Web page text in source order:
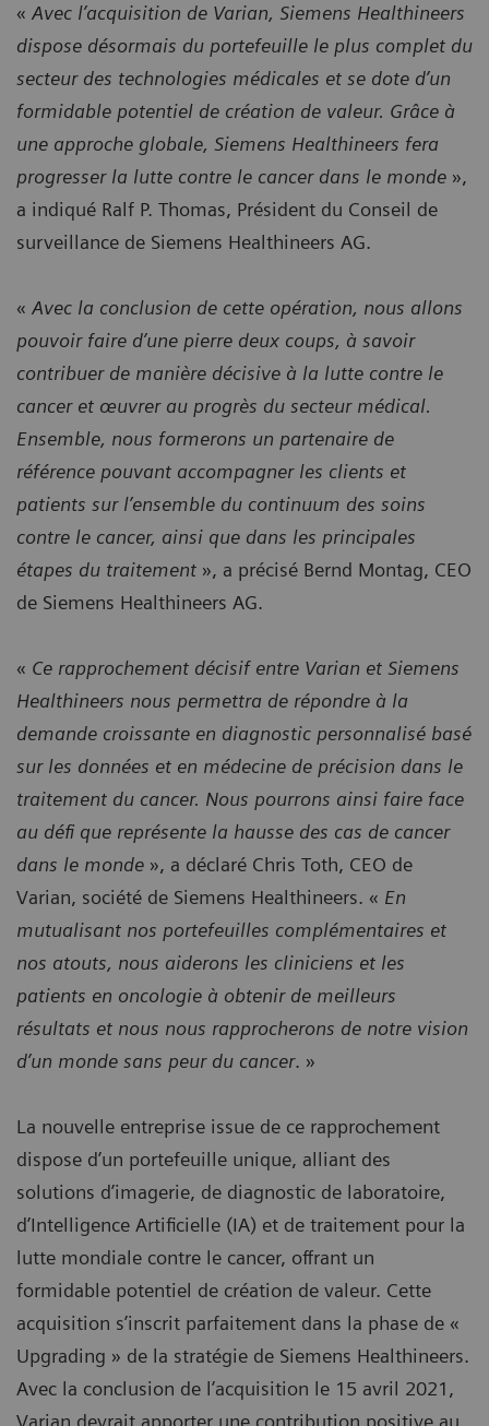
« Avec l’acquisition de Varian, Siemens Healthineers
dispose désormais du portefeuille le plus complet du
secteur des technologies médicales et se dote d’un
formidable potentiel de création de valeur. Grâce à
une approche globale, Siemens Healthineers fera
progresser la lutte contre le cancer dans le monde »,
a indiqué Ralf P. Thomas, Président du Conseil de
surveillance de Siemens Healthineers AG.
« Avec la conclusion de cette opération, nous allons
pouvoir faire d’une pierre deux coups, à savoir
contribuer de manière décisive à la lutte contre le
cancer et œuvrer au progrès du secteur médical.
Ensemble, nous formerons un partenaire de
référence pouvant accompagner les clients et
patients sur l’ensemble du continuum des soins
contre le cancer, ainsi que dans les principales
étapes du traitement », a précisé Bernd Montag, CEO
de Siemens Healthineers AG.
« Ce rapprochement décisif entre Varian et Siemens
Healthineers nous permettra de répondre à la
demande croissante en diagnostic personnalisé basé
sur les données et en médecine de précision dans le
traitement du cancer. Nous pourrons ainsi faire face
au défi que représente la hausse des cas de cancer
dans le monde », a déclaré Chris Toth, CEO de
Varian, société de Siemens Healthineers. « En
mutualisant nos portefeuilles complémentaires et
nos atouts, nous aiderons les cliniciens et les
patients en oncologie à obtenir de meilleurs
résultats et nous nous rapprocherons de notre vision
d’un monde sans peur du cancer. »
La nouvelle entreprise issue de ce rapprochement
dispose d’un portefeuille unique, alliant des
solutions d’imagerie, de diagnostic de laboratoire,
d’Intelligence Artificielle (IA) et de traitement pour la
lutte mondiale contre le cancer, offrant un
formidable potentiel de création de valeur. Cette
acquisition s’inscrit parfaitement dans la phase de «
Upgrading » de la stratégie de Siemens Healthineers.
Avec la conclusion de l’acquisition le 15 avril 2021,
Varian devrait apporter une contribution positive au